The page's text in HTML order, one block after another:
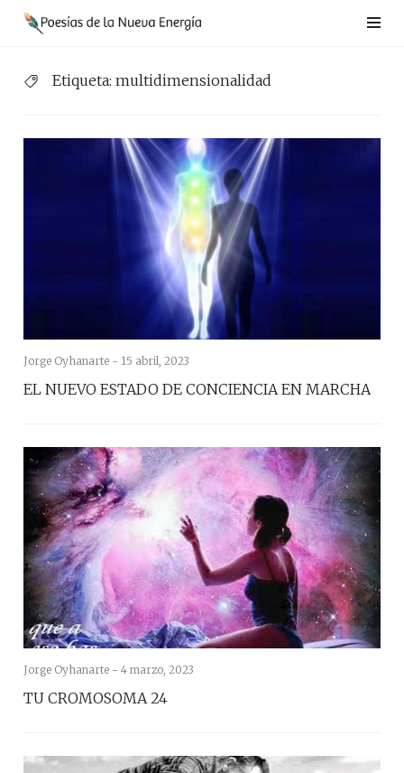
Saltar
Etiqueta: multidimensionalidad
Jorge Oyhanarte - 15 abril, 2023
EL NUEVO ESTADO DE CONCIENCIA EN MARCHA
Jorge Oyhanarte - 4 marzo, 2023
TU CROMOSOMA 24